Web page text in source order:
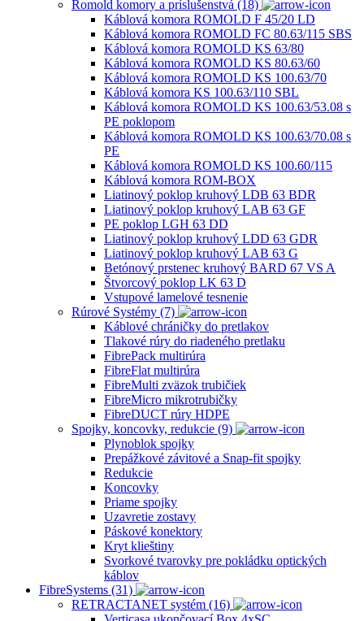
Romold komory a príslušenstvá (18)
Káblová komora ROMOLD F 45/20 LD
Káblová komora ROMOLD FC 80.63/115 SBS
Káblová komora ROMOLD KS 63/80
Káblová komora ROMOLD KS 80.63/60
Káblová komora ROMOLD KS 100.63/70
Káblová komora KS 100.63/110 SBL
Káblová komora ROMOLD KS 100.63/53.08 s
PE poklopom
Káblová komora ROMOLD KS 100.63/70.08 s
PE
Káblová komora ROMOLD KS 100.60/115
Káblová komora ROM-BOX
Liatinový poklop kruhový LDB 63 BDR
Liatinový poklop kruhový LAB 63 GF
PE poklop LGH 63 DD
Liatinový poklop kruhový LDD 63 GDR
Liatinový poklop kruhový LAB 63 G
Betónový prstenec kruhový BARD 67 VS A
Štvorcový poklop LK 63 D
Vstupové lamelové tesnenie
Rúrové Systémy (7)
Káblové chráničky do pretlakov
Tlakové rúry do riadeného pretlaku
FibrePack multirúra
FibreFlat multirúra
FibreMulti zväzok trubičiek
FibreMicro mikrotrubičky
FibreDUCT rúry HDPE
Spojky, koncovky, redukcie (9)
Plynoblok spojky
Prepážkové závitové a Snap-fit spojky
Redukcie
Koncovky
Priame spojky
Uzavretie zostavy
Páskové konektory
Kryt klieštiny
Svorkové tvarovky pre pokládku optických
káblov
FibreSystems (31)
RETRACTANET systém (16)